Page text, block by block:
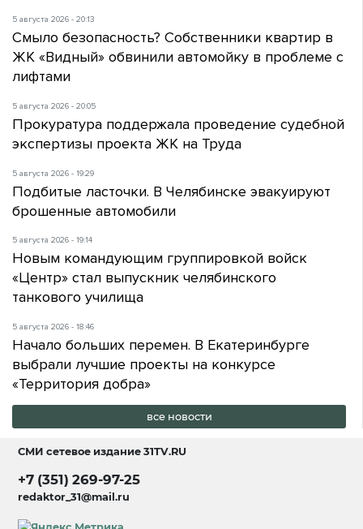
5 августа 2026 - 20:13
Смыло безопасность? Собственники квартир в
ЖК «Видный» обвинили автомойку в проблеме с
лифтами
5 августа 2026 - 20:05
Прокуратура поддержала проведение судебной
экспертизы проекта ЖК на Труда
5 августа 2026 - 19:29
Подбитые ласточки. В Челябинске эвакуируют
брошенные автомобили
5 августа 2026 - 19:14
Новым командующим группировкой войск
«Центр» стал выпускник челябинского
танкового училища
5 августа 2026 - 18:46
Начало больших перемен. В Екатеринбурге
выбрали лучшие проекты на конкурсе
«Территория добра»
все новости
СМИ сетевое издание31TV.RU
+7 (351) 269-97-25
redaktor_31@mail.ru